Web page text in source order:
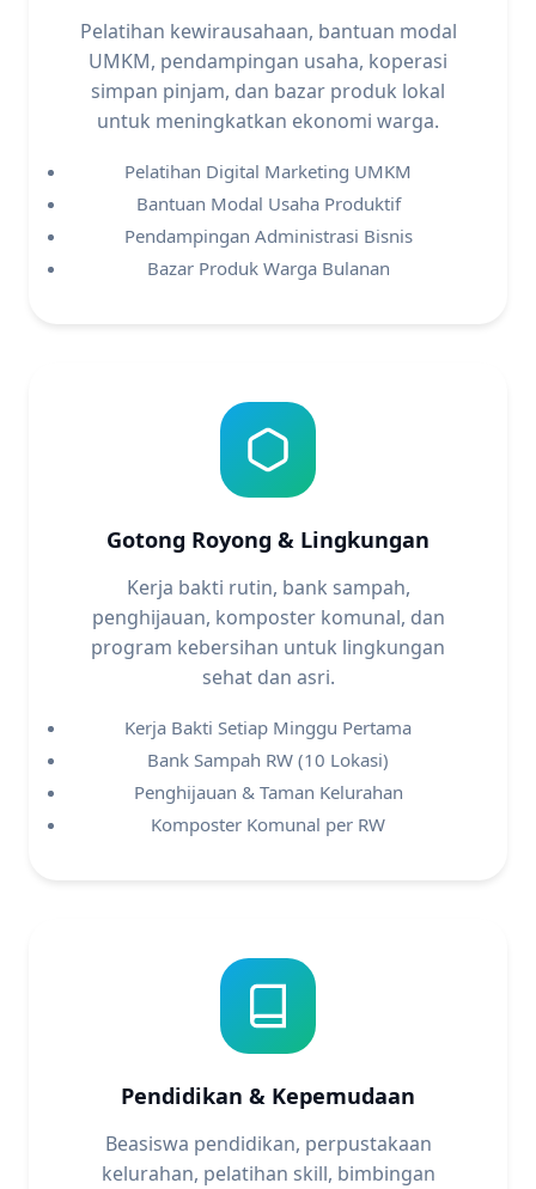
Pelatihan kewirausahaan, bantuan modal
UMKM, pendampingan usaha, koperasi
simpan pinjam, dan bazar produk lokal
untuk meningkatkan ekonomi warga.
Pelatihan Digital Marketing UMKM
Bantuan Modal Usaha Produktif
Pendampingan Administrasi Bisnis
Bazar Produk Warga Bulanan
Gotong Royong & Lingkungan
Kerja bakti rutin, bank sampah,
penghijauan, komposter komunal, dan
program kebersihan untuk lingkungan
sehat dan asri.
Kerja Bakti Setiap Minggu Pertama
Bank Sampah RW (10 Lokasi)
Penghijauan & Taman Kelurahan
Komposter Komunal per RW
Pendidikan & Kepemudaan
Beasiswa pendidikan, perpustakaan
kelurahan, pelatihan skill, bimbingan